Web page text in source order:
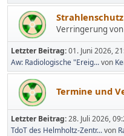
Strahlenschutz
Verringerung von
Letzter Beitrag:01. Juni 2026,
Aw: Radiologische "Ereig...von
Termine und
Letzter Beitrag:28. Juli 2026,
TdoT des Helmholtz-Zentr...von